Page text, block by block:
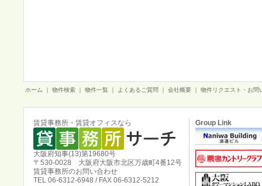
ホーム 物件検索 物件一覧 よくあるご質問 会社概要 物件リクエスト・お問
賃貸事務所・賃貸オフィスなら
大阪府知事(13)第19680号
〒530-0028 大阪府大阪市北区万歳町4番12号
賃貸事務所のお問い合わせ
TEL 06-6312-6948 / FAX 06-6312-5212
Group Link